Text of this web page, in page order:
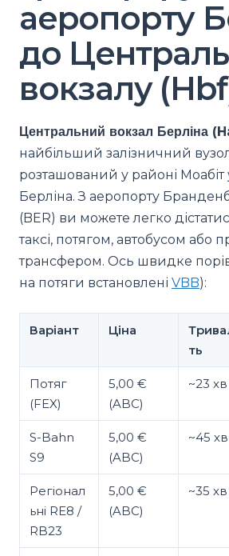
аеропорту
до
вокзалу
Центральний вокзал Берліна
найбільший залізничний
розташований у районі Моабіт
Берліна. З аеропорту
(BER) ви можете легко
таксі, потягом, автобусом або
трансфером. Ось швидке
на потяги встановлені VBB):
Варіант Ціна
ть
Потяг
(FEX)
5,00 €
(ABC)
~23 хв
S-Bahn
S9
5,00 €
(ABC)
~45 хв
Регіонал
ьні RE8 /
RB23
5,00 €
(ABC)
~35 хв